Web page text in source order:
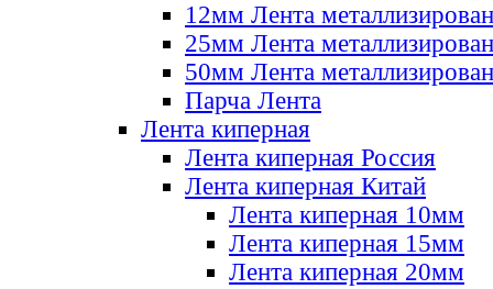
12мм Лента
25мм Лента
50мм Лента
Парча Лента
Лента киперная
Лента киперная Россия
Лента киперная Китай
Лента киперная 10мм
Лента киперная 15мм
Лента киперная 20мм